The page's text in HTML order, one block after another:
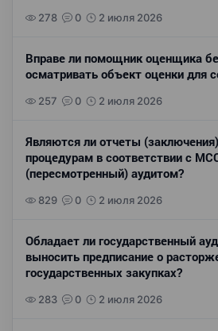
278 0 2 июля 2026
Вправе ли помощник оценщика
осматривать объект оценки для
257 0 2 июля 2026
Являются ли отчеты
процедурам в соответствии с
(пересмотренный) аудитом?
829 0 2 июля 2026
Обладает ли государственный
выносить предписание о
государственных закупках?
283 0 2 июля 2026